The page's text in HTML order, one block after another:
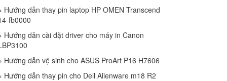
Hướng dẫn thay pin laptop HP OMEN Transcend
fb0000
Hướng dẫn cài đặt driver cho máy in Canon
Hướng dẫn vệ sinh cho ASUS ProArt P16 H7606
Hướng dẫn thay pin cho Dell Alienware m18 R2